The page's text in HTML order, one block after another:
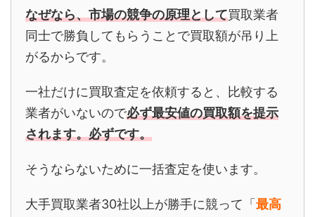
なぜなら、市場の競争の原理として買取業者
同士で勝負してもらうことで買取額が吊り上
がるからです。
一社だけに買取査定を依頼すると、比較する
業者がいないので必ず最安値の買取額を提示
されます。必ずです。
そうならないために一括査定を使います。
大手買取業者30社以上が勝手に競って「 最高